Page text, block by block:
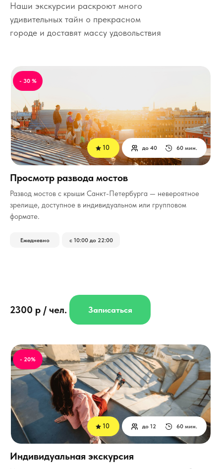
Наши экскурсии раскроют много
удивительных тайн о прекрасном
городе и доставят массу удовольствия
60 мин.
до 12
- 20%
Индивидуальная экскурсия
10
Развод мостов с крыши Санкт-Петербурга — невероятное
зрелище, доступное в индивидуальном или групповом
формате.
2300 р / чел.
60 мин.
до 40
Ежедневно с 10:00 до 22:00
- 30 %
Записаться
Просмотр развода мостов
10